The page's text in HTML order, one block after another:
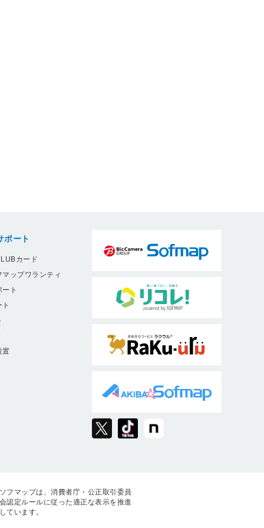
ポート
カード
ップワランティ
ト
置
ソフマップは、消費者庁・公正取引委員
会認定ルールに従った適正な表示を推進
しています。